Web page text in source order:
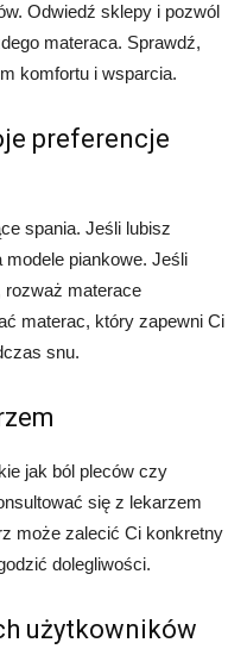
Odwiedź sklepy i pozwól
materaca. Sprawdź,
komfortu i wsparcia.
preferencje
spania. Jeśli lubisz
piankowe. Jeśli
rozważ materace
materac, który zapewni Ci
snu.
jak ból pleców czy
się z lekarzem
może zalecić Ci konkretny
dolegliwości.
użytkowników